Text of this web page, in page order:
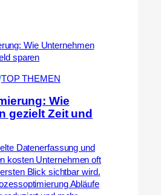
TOP THEMEN
Wie
gezielt Zeit und
Datenerfassung und
kosten Unternehmen oft
Blick sichtbar wird.
Abläufe